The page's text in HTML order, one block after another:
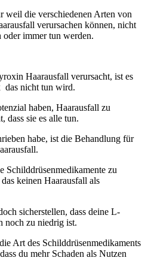
weil die verschiedenen Arten von
verursachen können, nicht
oder immer tun werden.
Haarausfall verursacht, ist es
das nicht tun wird.
haben, Haarausfall zu
dass sie es alle tun.
habe, ist die Behandlung für
Schilddrüsenmedikamente zu
keinen Haarausfall als
sicherstellen, dass deine L-
noch zu niedrig ist.
Art des Schilddrüsenmedikaments
du mehr Schaden als Nutzen